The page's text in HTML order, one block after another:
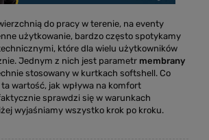
do pracy w terenie, na eventy
użytkowanie, bardzo często spotykamy
które dla wielu użytkowników
Jednym z nich jest parametr membrany
stosowany w kurtkach softshell. Co
wartość, jak wpływa na komfort
sprawdzi się w warunkach
wyjaśniamy wszystko krok po kroku.